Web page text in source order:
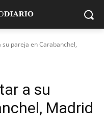
pareja en Carabanchel,
a su
Madrid